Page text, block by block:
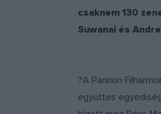
csaknem 130
Suwanai és
?A Pannon
együttes